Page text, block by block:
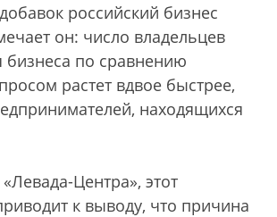
российский бизнес
он: число владельцев
бизнеса по сравнению
растет вдвое быстрее,
находящихся
Центра», этот
к выводу, что причина